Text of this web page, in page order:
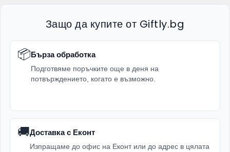
Защо да купите от Giftly.bg
📦Бърза обработка
Подготвяме поръчките още в деня на
потвърждението, когато е възможно.
🚚Доставка с Еконт
Изпращаме до офис на Еконт или до адрес в цялата